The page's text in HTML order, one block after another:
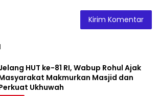
HUT ke-81 RI, Wabup Rohul Ajak
Makmurkan Masjid dan
Ukhuwah